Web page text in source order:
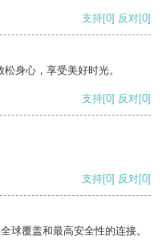
支持[0] 反对[0]
身心，享受美好时光。
支持[0] 反对[0]
支持[0] 反对[0]
球覆盖和最高安全性的连接。